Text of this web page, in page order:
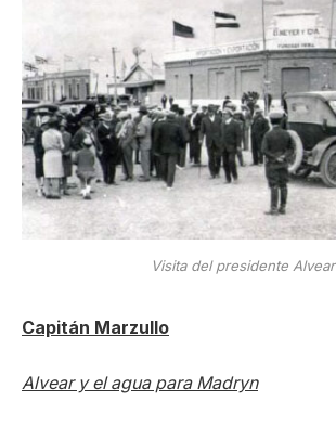
Visita del presidente Alvear
Capitán Marzullo
Alvear y el agua para Madryn